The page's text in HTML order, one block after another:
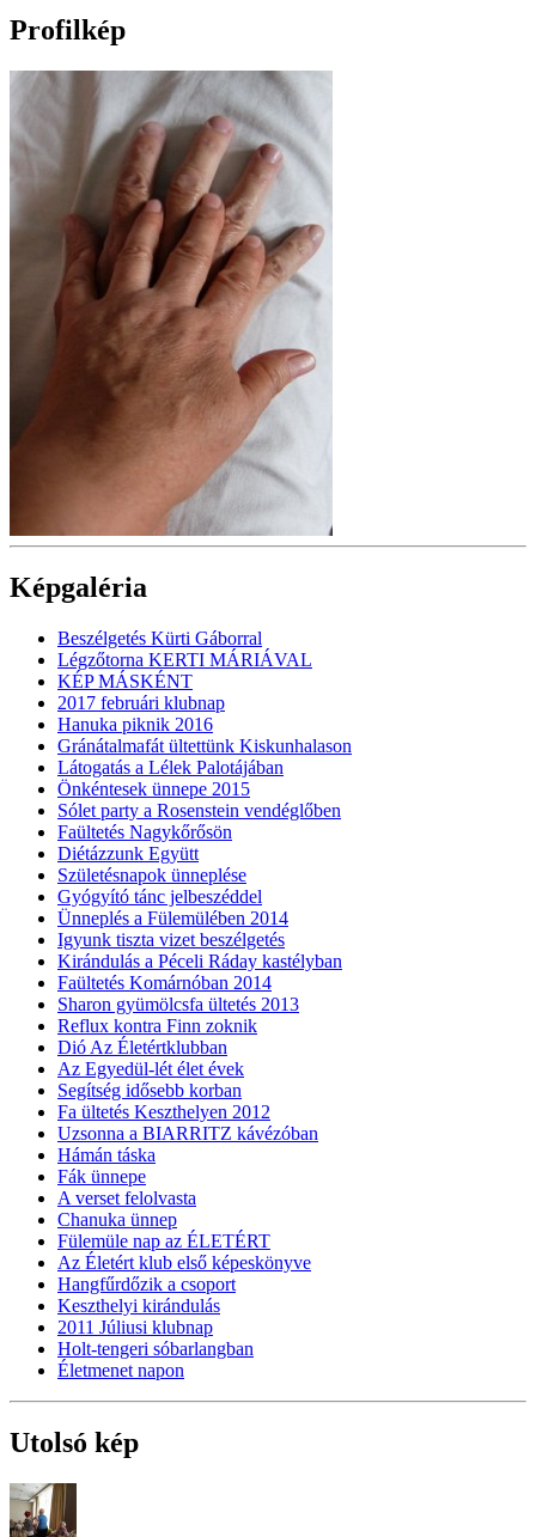
Profilkép
Képgaléria
Beszélgetés Kürti Gáborral
Légzőtorna KERTI MÁRIÁVAL
KÉP MÁSKÉNT
2017 februári klubnap
Hanuka piknik 2016
Gránátalmafát ültettünk Kiskunhalason
Látogatás a Lélek Palotájában
Önkéntesek ünnepe 2015
Sólet party a Rosenstein vendéglőben
Faültetés Nagykőrősön
Diétázzunk Együtt
Születésnapok ünneplése
Gyógyító tánc jelbeszéddel
Ünneplés a Fülemülében 2014
Igyunk tiszta vizet beszélgetés
Kirándulás a Péceli Ráday kastélyban
Faültetés Komárnóban 2014
Sharon gyümölcsfa ültetés 2013
Reflux kontra Finn zoknik
Dió Az Életértklubban
Az Egyedül-lét élet évek
Segítség idősebb korban
Fa ültetés Keszthelyen 2012
Uzsonna a BIARRITZ kávézóban
Hámán táska
Fák ünnepe
A verset felolvasta
Chanuka ünnep
Fülemüle nap az ÉLETÉRT
Az Életért klub első képeskönyve
Hangfűrdőzik a csoport
Keszthelyi kirándulás
2011 Júliusi klubnap
Holt-tengeri sóbarlangban
Életmenet napon
Utolsó kép